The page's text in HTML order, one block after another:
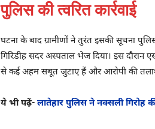
पुलिस की त्वरित कार्रवाई
घटना के बाद ग्रामीणों ने तुरंत इसकी सूचना
गिरिडीह सदर अस्पताल भेज दिया। इस दौरान
से कई अहम सबूत जुटाए हैं और आरोपी की
ये भी पढ़ें- लातेहार पुलिस ने नक्सली गिरोह